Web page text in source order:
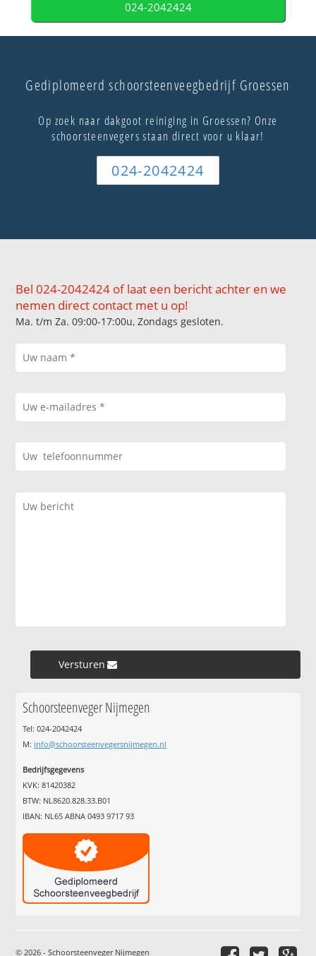
024-2042424
Gediplomeerd schoorsteenveegbedrijf Groessen
Op zoek naar dakgoot reiniging in Groessen? Onze
schoorsteenvegers staan direct voor u klaar!
024-2042424
Bel 024-2042424 of laat een bericht achter en we
nemen direct contact met u op!
Ma. t/m Za. 09:00-17:00u, Zondags gesloten.
Versturen »
Schoorsteenveger Nijmegen
Tel: 024-2042424
M: info@schoorsteenvegersnijmegen.nl
Bedrijfsgegevens
KVK: 81420382
BTW: NL8620.828.33.B01
IBAN: NL65 ABNA 0493 9717 93
© 2026 - Schoorsteenveger Nijmegen